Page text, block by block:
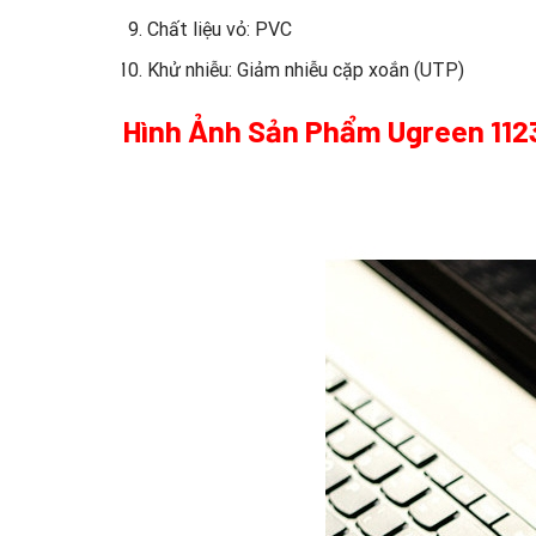
Chất liệu vỏ: PVC
Khử nhiễu: Giảm nhiễu cặp xoắn (UTP)
Hình Ảnh Sản Phẩm Ugreen